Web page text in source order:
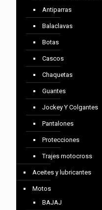
Antiparras
Balaclavas
Botas
Cascos
Chaquetas
Guantes
Jockey Y Colgantes
Pantalones
Protecciones
Trajes motocross
Aceites y lubricantes
Motos
BAJAJ